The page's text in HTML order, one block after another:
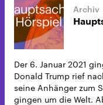
Der 6. Januar 2021
Donald Trump rief
seine Anhänger zum
gingen um die Welt.